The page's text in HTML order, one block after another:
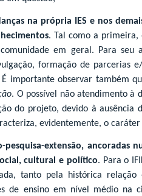
na própria IES e nos
. Tal como a primeira,
em geral. Para seu
formação de parcerias
importante observar também
. O possível não atendimento à
do projeto, devido à
evidentemente, o
pesquisa-extensão, ancoradas
cultural e político. Para o
tanto pela histórica
de ensino em nível médio na